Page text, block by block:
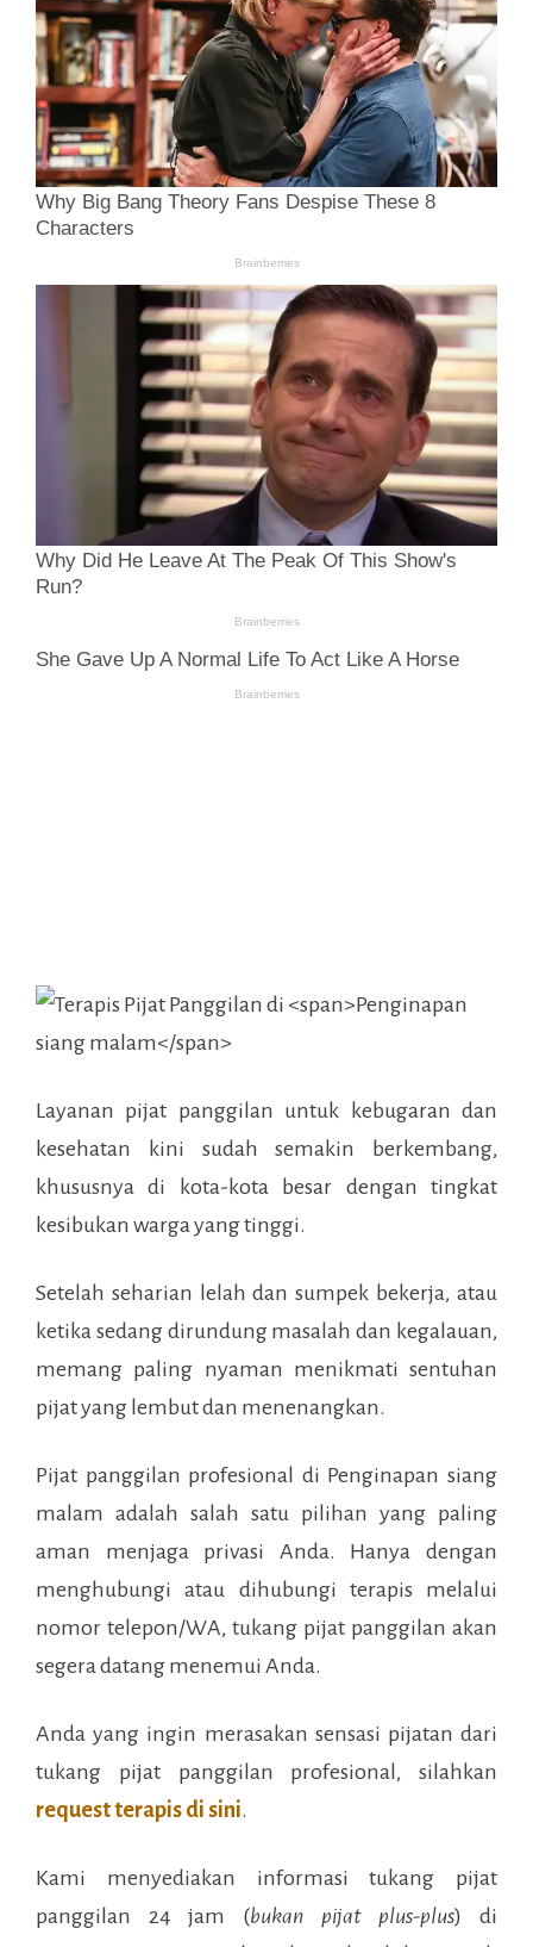
Layanan pijat panggilan untuk kebugaran dan
kesehatan kini sudah semakin berkembang,
khususnya di kota-kota besar dengan tingkat
kesibukan warga yang tinggi.
Setelah seharian lelah dan sumpek bekerja, atau
ketika sedang dirundung masalah dan kegalauan,
memang paling nyaman menikmati sentuhan
pijat yang lembut dan menenangkan.
Pijat panggilan profesional di Penginapan siang
malam adalah salah satu pilihan yang paling
aman menjaga privasi Anda. Hanya dengan
menghubungi atau dihubungi terapis melalui
nomor telepon/WA, tukang pijat panggilan akan
segera datang menemui Anda.
Anda yang ingin merasakan sensasi pijatan dari
tukang pijat panggilan profesional, silahkan
request terapis di sini.
Kami menyediakan informasi tukang pijat
panggilan 24 jam (bukan pijat plus-plus) di